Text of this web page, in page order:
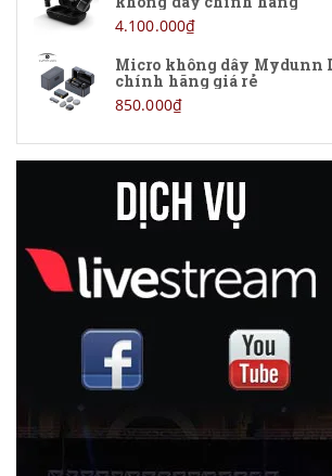
4.100.000₫
Micro không dây Mydunn
chính hãng giá rẻ
850.000₫